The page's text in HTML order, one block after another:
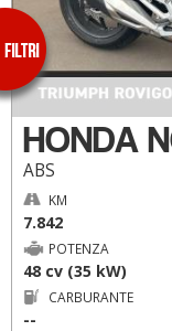
HONDA
ABS
KM
7.842
POTENZA
48 cv (35 kW)
CARBURANTE
--